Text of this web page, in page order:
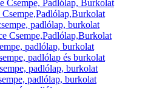
Csempe, Padlólap, Burkolat
padlólap, burkolat
Csempe,Padlólap,Burkolat
padlólap, burkolat
padlólap és burkolat
padlólap, burkolat
padlólap, burkolat